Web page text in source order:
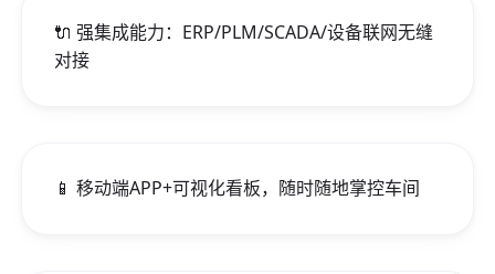
🔌 强集成能力：ERP/PLM/SCADA/设备联网无缝
对接
📱 移动端APP+可视化看板，随时随地掌控车间